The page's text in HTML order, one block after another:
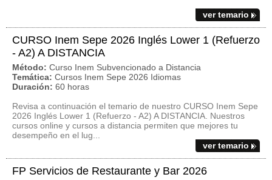
ver temario
CURSO Inem Sepe 2026 Inglés Lower 1 (Refuerzo
- A2) A DISTANCIA
Método: Curso Inem Subvencionado a Distancia
Temática: Cursos Inem Sepe 2026 Idiomas
Duración: 60 horas
Revisa a continuación el temario de nuestro CURSO Inem Sepe
2026 Inglés Lower 1 (Refuerzo - A2) A DISTANCIA. Nuestros
cursos online y cursos a distancia permiten que mejores tu
desempeño en el lug...
ver temario
FP Servicios de Restaurante y Bar 2026